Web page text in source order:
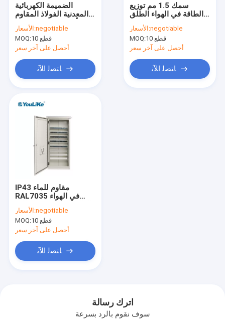
الضميمة الكهربائية
المعدنية الفولاذ المقاوم
للصدأ لوحة توزيع الكهرباء
الألومنيوم مربع IP43
الأسعار:negotiable
MOQ:
10 قطع
أحصل على آخر سعر
ﺎﺘﺼﻟ ﺍﻶﻧ
سمك 1.5 مم توزيع
الطاقة في الهواء الطلق
مقاوم للماء مع باب واحد
الأسعار:negotiable
MOQ:
10 قطع
أحصل على آخر سعر
ﺎﺘﺼﻟ ﺍﻶﻧ
IP43 مقاوم للماء
RAL7035 في الهواء
الطلق لوحة توزيع الطاقة
الكهربائية
الأسعار:negotiable
MOQ:
10 قطع
أحصل على آخر سعر
ﺎﺘﺼﻟ ﺍﻶﻧ
اترك رسالة
سوف نقوم بالرد بسرعة